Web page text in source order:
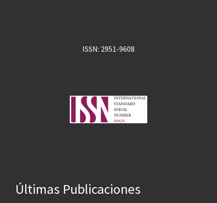
ISSN: 2951-9608
Últimas Publicaciones